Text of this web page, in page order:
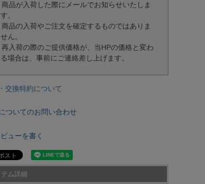
商品が入荷した際にメールでお知らせいたしま
す。
商品の入荷やご注文を確定するものではありま
せん。
再入荷の際のご提供価格が、当HPの価格と変わ
る場合は、事前にご連絡差し上げます。
交換特約について
ついてのお問い合わせ
ューを書く
ム詳細